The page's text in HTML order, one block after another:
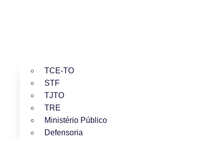
TCE-TO
STF
TJTO
TRE
Ministério Público
Defensoria